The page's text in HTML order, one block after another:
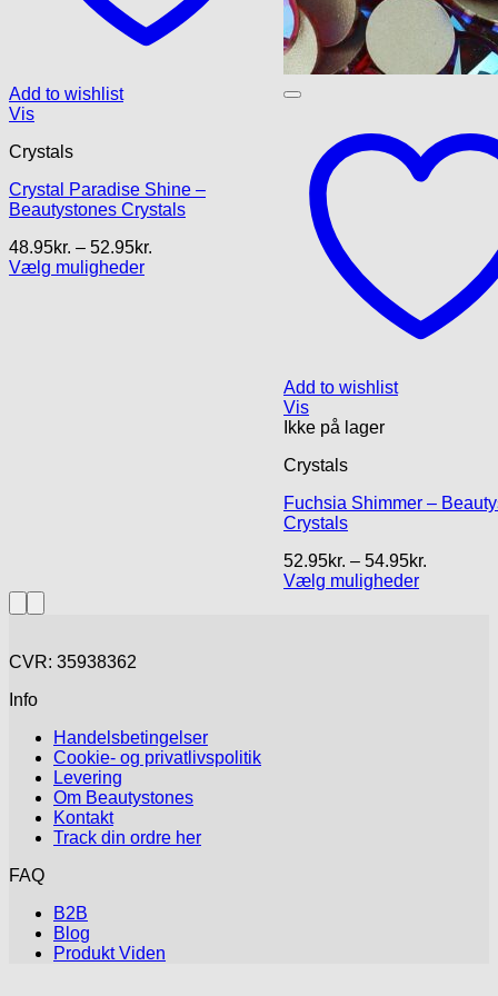
Add to wishlist
Vis
Crystals
Crystal Paradise Shine –
Beautystones Crystals
48.95kr. – 52.95kr.
Vælg muligheder
Add to wishlist
Vis
Ikke på lager
Crystals
Fuchsia Shimmer –
Crystals
52.95kr. – 54.95kr.
Vælg muligheder
CVR: 35938362
Info
Handelsbetingelser
Cookie- og privatlivspolitik
Levering
Om Beautystones
Kontakt
Track din ordre her
FAQ
B2B
Blog
Produkt Viden